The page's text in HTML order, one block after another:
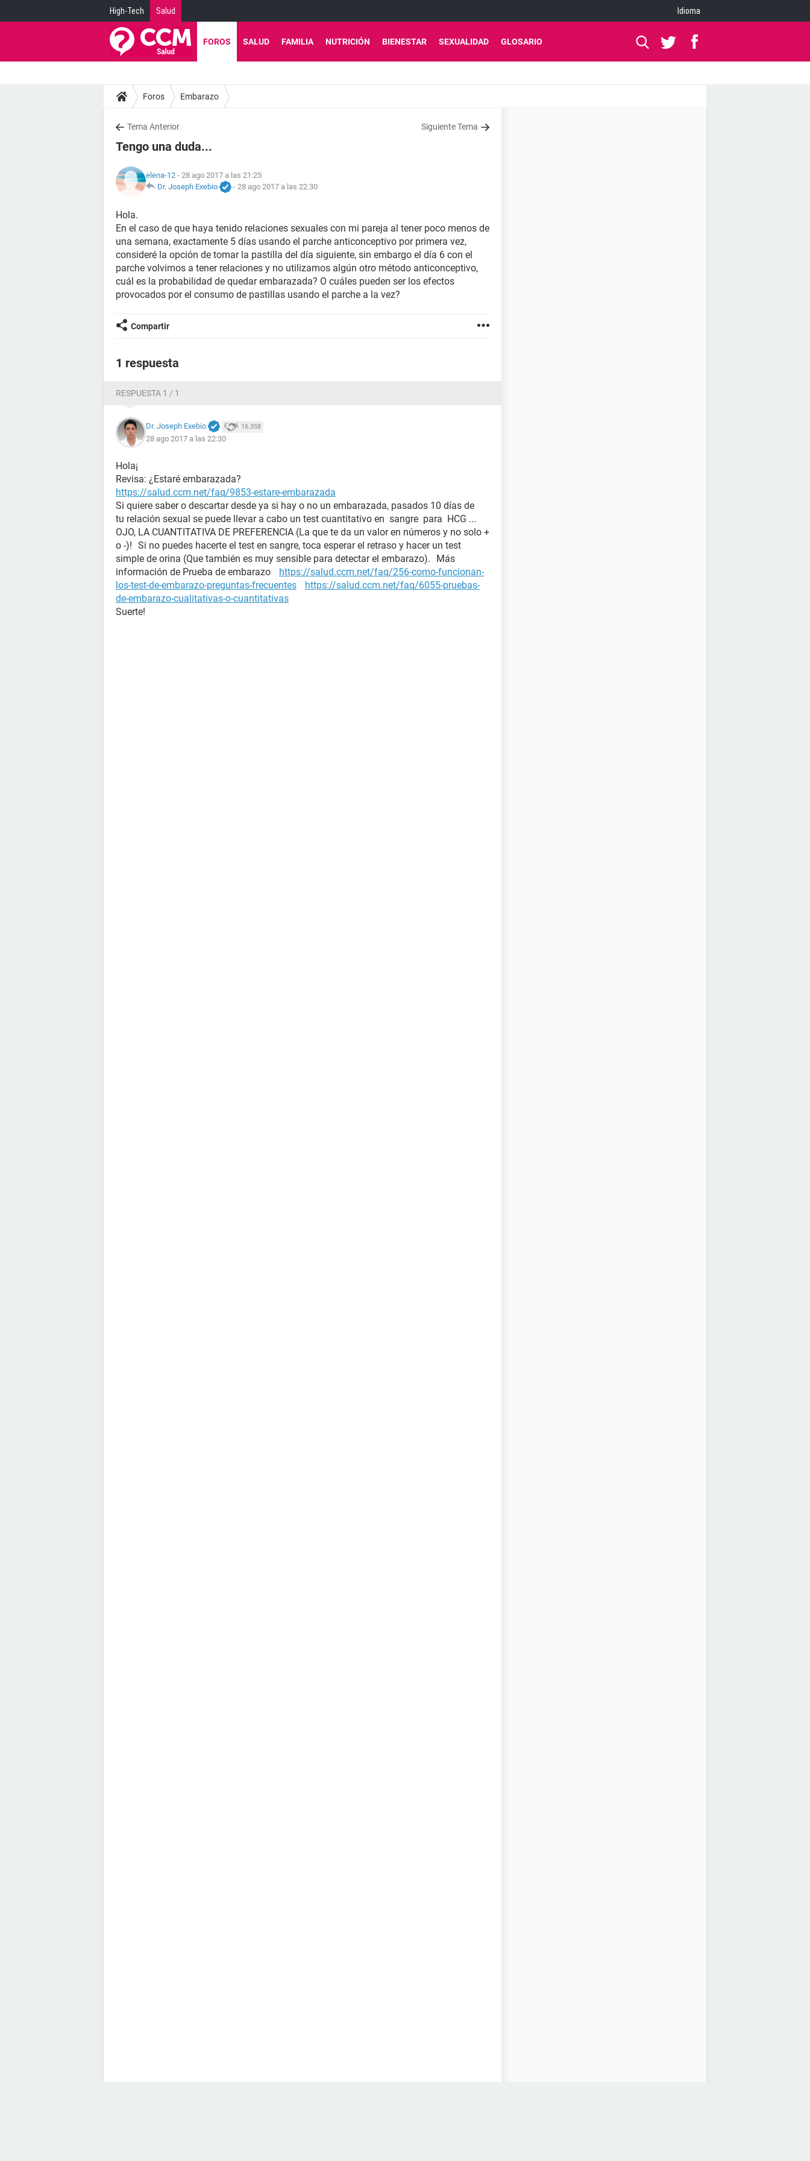
High-Tech Salud Idioma
FOROS SALUD FAMILIA NUTRICIÓN BIENESTAR SEXUALIDAD GLOSARIO
Foros Embarazo
Tema Anterior Siguiente Tema
Tengo una duda...
elena-12 - 28 ago 2017 a las 21:25
Dr. Joseph Exebio
- 28 ago 2017 a las 22:30
Hola.
En el caso de que haya tenido relaciones sexuales con mi pareja al tener poco menos de
una semana, exactamente 5 días usando el parche anticonceptivo por primera vez,
consideré la opción de tomar la pastilla del día siguiente, sin embargo el día 6 con el
parche volvimos a tener relaciones y no utilizamos algún otro método anticonceptivo,
cuál es la probabilidad de quedar embarazada? O cuáles pueden ser los efectos
provocados por el consumo de pastillas usando el parche a la vez?
Compartir
1 respuesta
RESPUESTA 1 / 1
Dr. Joseph Exebio 16.358
28 ago 2017 a las 22:30
Hola¡
Revisa: ¿Estaré embarazada?
https://salud.ccm.net/faq/9853-estare-embarazada
Si quiere saber o descartar desde ya si hay o no un embarazada, pasados 10 días de
tu relación sexual se puede llevar a cabo un test cuantitativo en sangre para HCG ...
OJO, LA CUANTITATIVA DE PREFERENCIA (La que te da un valor en números y no solo +
o -)! Si no puedes hacerte el test en sangre, toca esperar el retraso y hacer un test
simple de orina (Que también es muy sensible para detectar el embarazo). Más
información de Prueba de embarazo https://salud.ccm.net/faq/256-como-funcionan-
los-test-de-embarazo-preguntas-frecuentes
https://salud.ccm.net/faq/6055-pruebas-
de-embarazo-cualitativas-o-cuantitativas
Suerte!